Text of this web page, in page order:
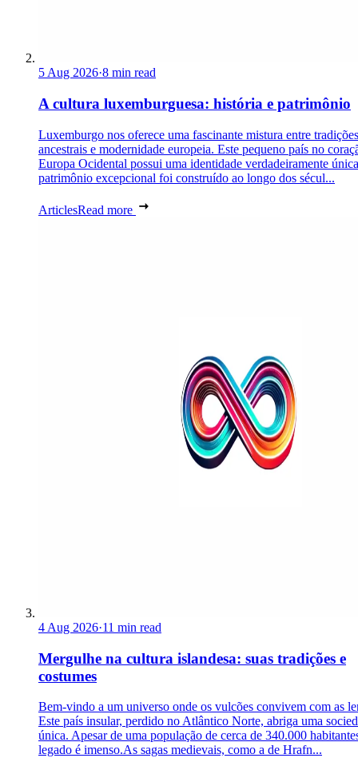
5 Aug 2026·8 min read
A cultura luxemburguesa: história e patrimônio
Luxemburgo nos oferece uma fascinante mistura entre tradições
ancestrais e modernidade europeia. Este pequeno país no
Europa Ocidental possui uma identidade verdadeiramente
patrimônio excepcional foi construído ao longo dos sécul...
ArticlesRead more
4 Aug 2026·11 min read
Mergulhe na cultura islandesa: suas tradições e
costumes
Bem-vindo a um universo onde os vulcões convivem com as
Este país insular, perdido no Atlântico Norte, abriga uma
única. Apesar de uma população de cerca de 340.000
legado é imenso.As sagas medievais, como a de Hrafn...